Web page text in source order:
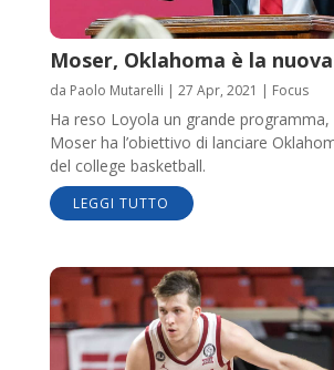
Moser, Oklahoma è la
da Paolo Mutarelli | 27 Apr, 2021 | Focus
Ha reso Loyola un grande
Moser ha l’obiettivo di lanciare
del college basketball.
LEGGI TUTTO